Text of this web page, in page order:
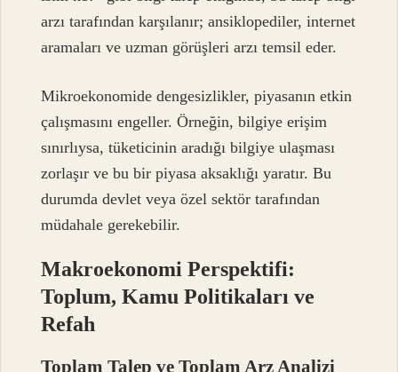
arzı tarafından karşılanır; ansiklopediler, internet
aramaları ve uzman görüşleri arzı temsil eder.
Mikroekonomide dengesizlikler, piyasanın etkin
çalışmasını engeller. Örneğin, bilgiye erişim
sınırlıysa, tüketicinin aradığı bilgiye ulaşması
zorlaşır ve bu bir piyasa aksaklığı yaratır. Bu
durumda devlet veya özel sektör tarafından
müdahale gerekebilir.
Makroekonomi Perspektifi:
Toplum, Kamu Politikaları ve
Refah
Toplam Talep ve Toplam Arz Analizi